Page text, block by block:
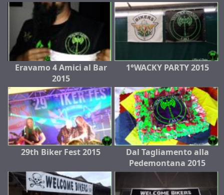
Eravamo 4 Amici al Bar
2015
1°WACKY PARTY 2015
29th Biker Fest 2015
Dal Tagliamento alla
Pedemontana 2015